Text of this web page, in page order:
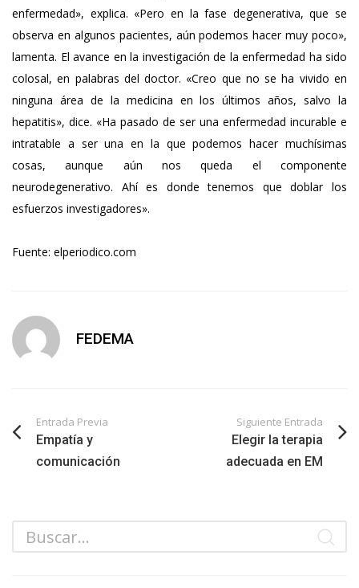
enfermedad», explica. «Pero en la fase degenerativa, que se
observa en algunos pacientes, aún podemos hacer muy poco»,
lamenta. El avance en la investigación de la enfermedad ha sido
colosal, en palabras del doctor. «Creo que no se ha vivido en
ninguna área de la medicina en los últimos años, salvo la
hepatitis», dice. «Ha pasado de ser una enfermedad incurable e
intratable a ser una en la que podemos hacer muchísimas
cosas, aunque aún nos queda el componente
neurodegenerativo. Ahí es donde tenemos que doblar los
esfuerzos investigadores».
Fuente: elperiodico.com
FEDEMA
Entrada Previa
Empatía y
comunicación
Siguiente Entrada
Elegir la terapia
adecuada en EM